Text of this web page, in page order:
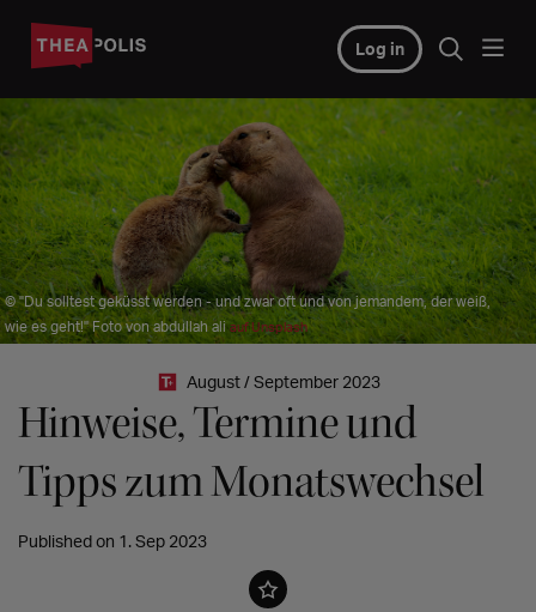
Log in
© "Du solltest geküsst werden - und zwar oft und von jemandem, der weiß,
wie es geht!" Foto von abdullah aliauf Unsplash
August / September 2023
Hinweise, Termine und
Tipps zum Monatswechsel
Published on 1. Sep 2023